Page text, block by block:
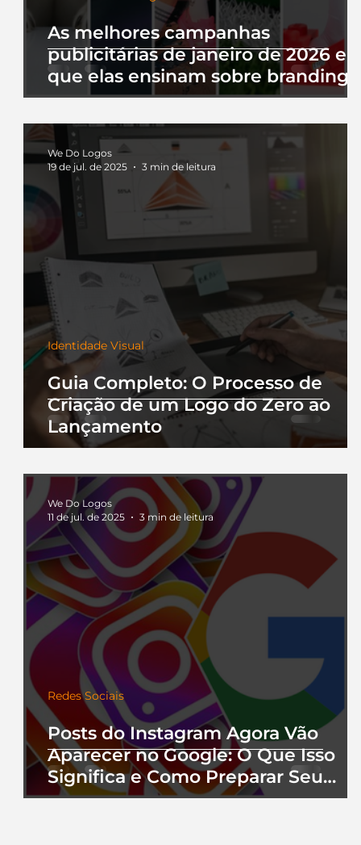
As melhores campanhas
publicitárias de janeiro de 2026 e
que elas ensinam sobre branding
Guia Completo: O Processo de
Criação de um Logo do Zero ao
Lançamento
Identidade Visual
We Do Logos
19 de jul. de 2025
3 min de leitura
Posts do Instagram Agora Vão
Aparecer no Google: O Que Isso
Significa e Como Preparar Seu
Perfil
Redes Sociais
We Do Logos
11 de jul. de 2025
3 min de leitura